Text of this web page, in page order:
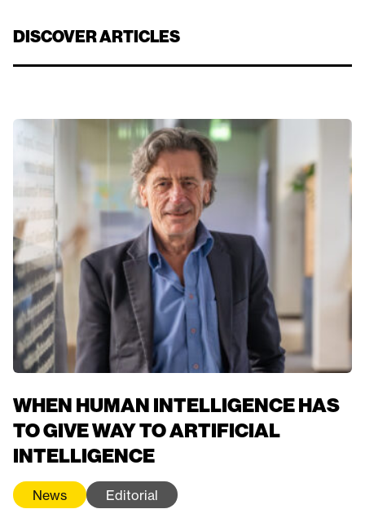
DISCOVER ARTICLES
WHEN HUMAN INTELLIGENCE HAS
TO GIVE WAY TO ARTIFICIAL
INTELLIGENCE
News Editorial